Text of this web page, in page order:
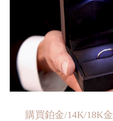
購買鉑金/14K/18K